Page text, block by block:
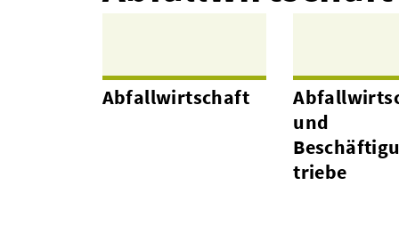
Abfallwirtschaft
und
triebe